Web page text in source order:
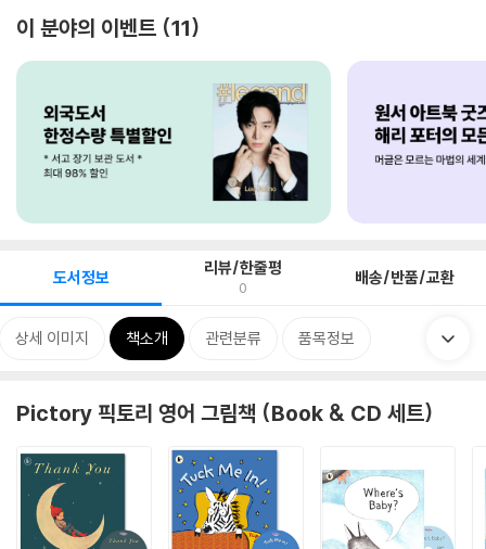
이 분야의 이벤트 11
도서정보 리뷰/한줄평
0 배송/반품/교환
상세 이미지 책소개 관련분류 품목정보
Pictory 픽토리 영어 그림책 (Book & CD 세트)